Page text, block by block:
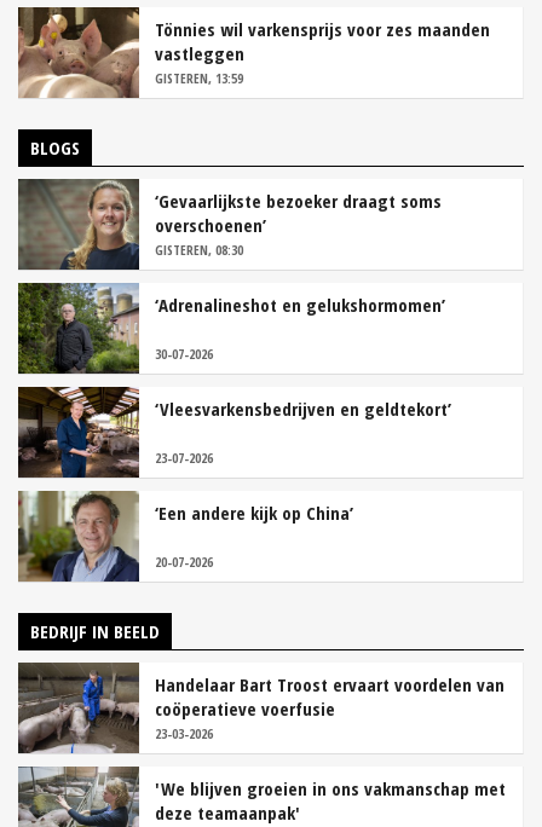
Tönnies wil varkensprijs voor zes maanden
vastleggen
GISTEREN, 13:59
BLOGS
‘Gevaarlijkste bezoeker draagt soms
overschoenen’
GISTEREN, 08:30
‘Adrenalineshot en gelukshormomen’
30-07-2026
‘Vleesvarkensbedrijven en geldtekort’
23-07-2026
‘Een andere kijk op China’
20-07-2026
BEDRIJF IN BEELD
Handelaar Bart Troost ervaart voordelen van
coöperatieve voerfusie
23-03-2026
'We blijven groeien in ons vakmanschap met
deze teamaanpak'